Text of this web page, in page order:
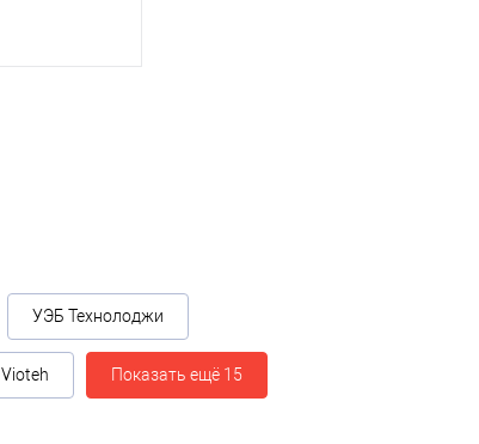
УЭБ Технолоджи
Vioteh Показать ещё 15